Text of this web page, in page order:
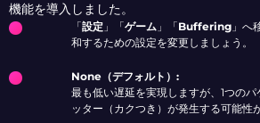
機能を導入しました。
「設定 」「ゲーム 」「Buffering 」へ
和するための設定を変更しましょう。
None（デフォルト）:
最も低い遅延を実現しますが、1つの
ッター（カクつき）が発生する可能性